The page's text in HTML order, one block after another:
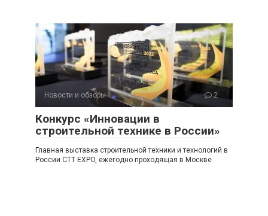
Новости и обзоры 2
Конкурс «Инновации в
строительной технике в России»
Главная выставка строительной техники и технологий в
России CTT EXPO, ежегодно проходящая в Москве